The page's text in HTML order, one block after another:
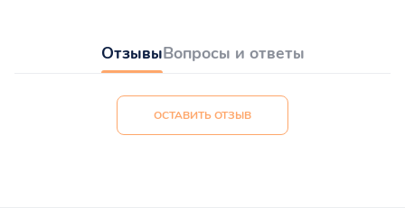
ОтзывыВопросы и ответы
ОСТАВИТЬ ОТЗЫВ